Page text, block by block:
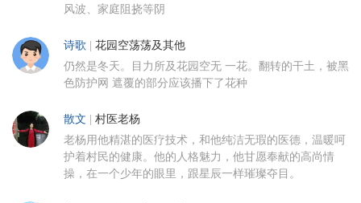
风波、家庭阻挠等阴
诗歌 花园空荡荡及其他
仍然是冬天。目力所及花园空无 一花。翻转的干土，被黑
色防护网 遮覆的部分应该播下了花种
散文 村医老杨
老杨用他精湛的医疗技术，和他纯洁无瑕的医德，温暖呵
护着村民的健康。他的人格魅力，他甘愿奉献的高尚情
操，在一个少年的眼里，跟星辰一样璀璨夺目。